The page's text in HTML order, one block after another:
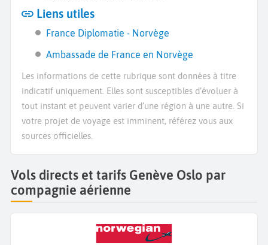
Liens utiles
France Diplomatie - Norvège
Ambassade de France en Norvège
Les informations de cette rubrique sont données à titre
indicatif uniquement. Elles sont susceptibles d’évoluer à
tout instant et peuvent varier d’une région à une autre. Si
votre projet de voyage est imminent, référez vous aux
sources officielles.
Vols directs et tarifs Genève Oslo par
compagnie aérienne